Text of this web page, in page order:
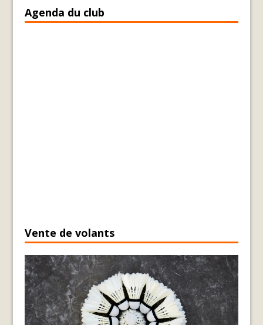
Agenda du club
Vente de volants